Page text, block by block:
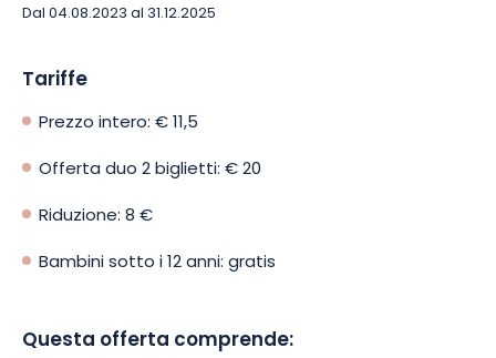
affascinare dagli aneddoti di questo quartiere, dalle
sue acque. Questa passeggiata di un’ora è adatta a tutti e
famiglia.
Lasciatevi tentare da questo affascinante tour e venite a
Approfittate di questa opportunità per toccare il passato e
vivere il presente nel cuore di questo quartiere emblematico.
Dal 04.08.2023 al 31.12.2025
Tariffe
Prezzo intero: € 11,5
Offerta duo 2 biglietti: € 20
Riduzione: 8 €
Bambini sotto i 12 anni: gratis
Questa offerta comprende: